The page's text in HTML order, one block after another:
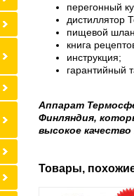
перегонный
дистиллятор
пищевой
книга
инструкция;
гарантийный
Аппарат
Финляндия,
высокое
Товары,